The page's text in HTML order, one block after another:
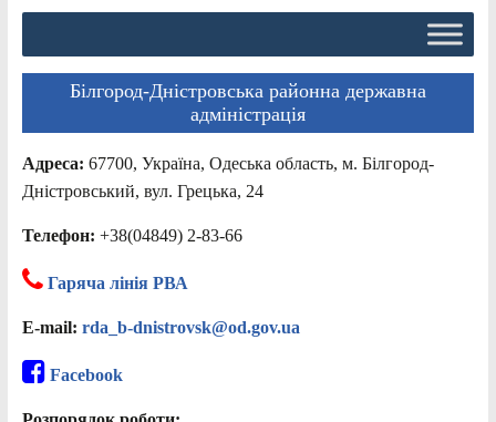
Білгород-Дністровська районна державна
адміністрація
Адреса: 67700, Україна, Одеська область, м. Білгород-
Дністровський, вул. Грецька, 24
Телефон: +38(04849) 2-83-66
Гаряча лінія РВА
E-mail: rda_b-dnistrovsk@od.gov.ua
Facebook